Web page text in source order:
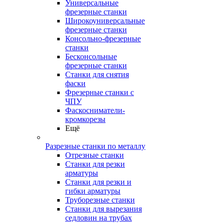
Универсальные
фрезерные станки
Широкоуниверсальные
фрезерные станки
Консольно-фрезерные
станки
Бесконсольные
фрезерные станки
Станки для снятия
фаски
Фрезерные станки с
ЧПУ
Фаскосниматели-
кромкорезы
Ещё
Разрезные станки по металлу
Отрезные станки
Станки для резки
арматуры
Станки для резки и
гибки арматуры
Труборезные станки
Станки для вырезания
седловин на трубаx